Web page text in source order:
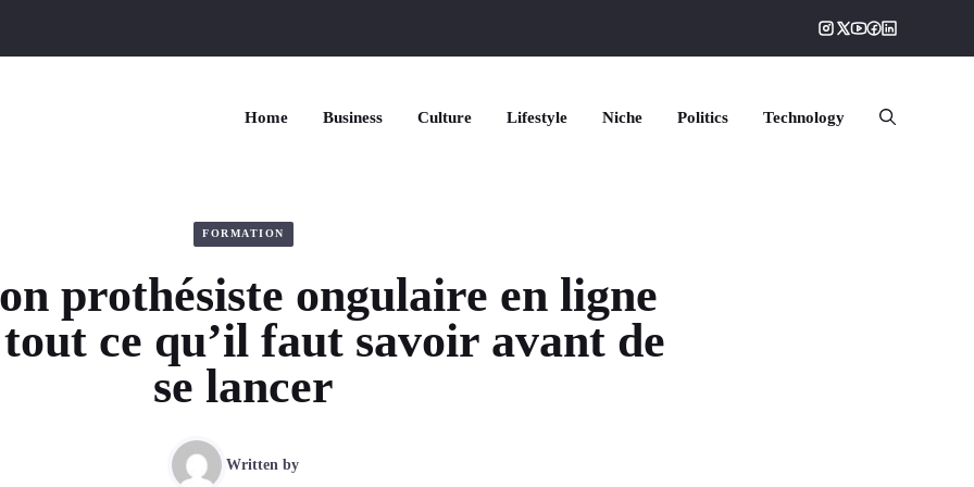
Home Business Culture Lifestyle Niche Politics Technology
FORMATION
prothésiste ongulaire en ligne
ce qu’il faut savoir avant de
se lancer
Written by